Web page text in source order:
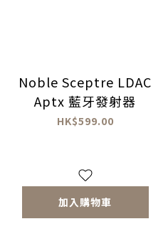
Noble Sceptre LDAC
Aptx 藍牙發射器
HK$599.00
加入購物車